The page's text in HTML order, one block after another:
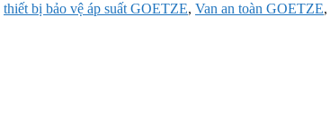
thiết bị bảo vệ áp suất GOETZE, Van an toàn GOETZE,